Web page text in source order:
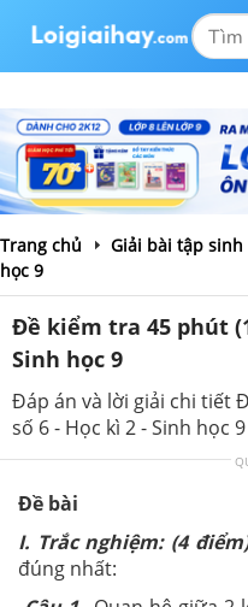
Trang chủ
Giải bài tập
học 9
Đề kiểm tra 45 phút
Sinh học 9
Đáp án và lời giải chi tiết
số 6 - Học kì 2 - Sinh học 9
Đề bài
I. Trắc nghiệm: (4 điểm)
đúng nhất: